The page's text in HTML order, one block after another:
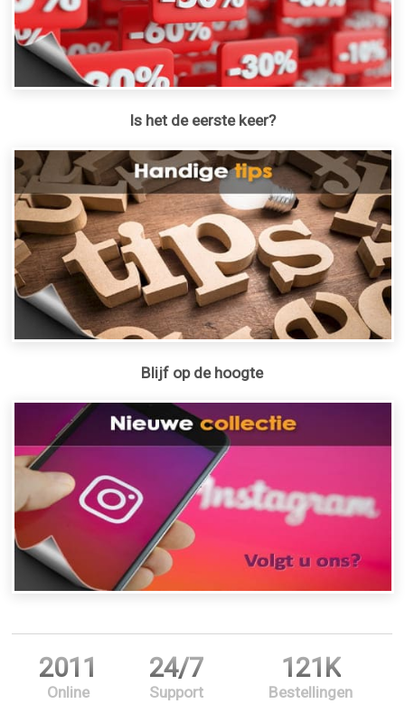
Is het de eerste keer?
Blijf op de hoogte
2011
Online
24/7
Support
121K
Bestellingen